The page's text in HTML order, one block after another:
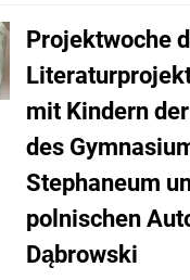
Projektwoche
mit Kindern
des
Stephaneum
polnischen
Dąbrowski